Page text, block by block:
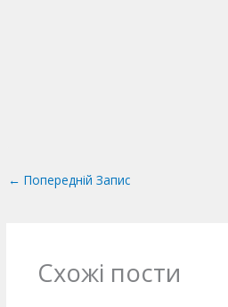
← Попередній Запис
Схожі пости